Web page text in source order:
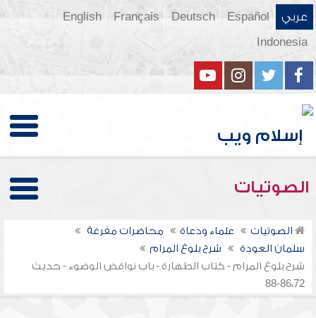
عربي Español
Deutsch
Français
English
Indonesia
الصوتيات
الصوتيات علماء ودعاة
محاضرات مفرغة
سلمان العودة
شرح بلوغ المرام
شرح بلوغ المرام - كتاب الطهارة - باب نواقض الوضوء - حديث
86،72-88